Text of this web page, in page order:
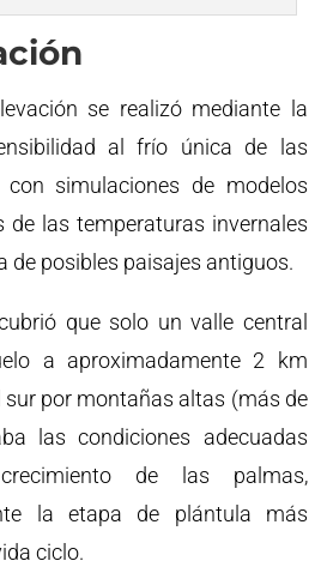
se realizó mediante la
al frío única de las
simulaciones de modelos
de las temperaturas invernales
de posibles paisajes antiguos.
que solo un valle central
a aproximadamente 2 km
sur por montañas altas (más de
las condiciones adecuadas
de las palmas,
la etapa de plántula más
ciclo.